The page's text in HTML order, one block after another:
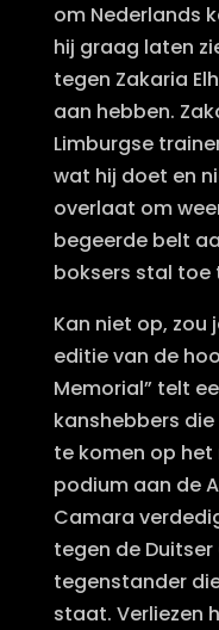
om Nederlands
hij graag laten
tegen Zakaria
aan hebben.
Limburgse
wat hij doet en
overlaat om
begeerde belt
boksers stal toe
Kan niet op, zou
editie van de
Memorial” telt
kanshebbers
te komen op
podium aan de
Camara
tegen de Duitser
tegenstander
staat. Verliezen